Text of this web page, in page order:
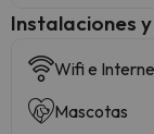
Instalaciones
Wifi e
Mascotas